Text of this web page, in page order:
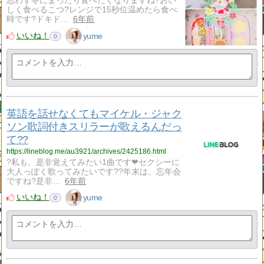
しく食べるこつ?レンジで15秒位温めたら食べ
時です?ドキド…
6年前
いいね！
0 yume
英語を話せなくてもマイケル・ジャク
ソン歌詞付きスリラーが歌えるんだっ
て??
https://lineblog.me/au3921/archives/2425186.html
?私も、是非覚えてみたい1曲です❤セクシーに
大人っぽく歌ってみたいです??年末は、忘年会
ですね?是非…
6年前
いいね！
0 yume